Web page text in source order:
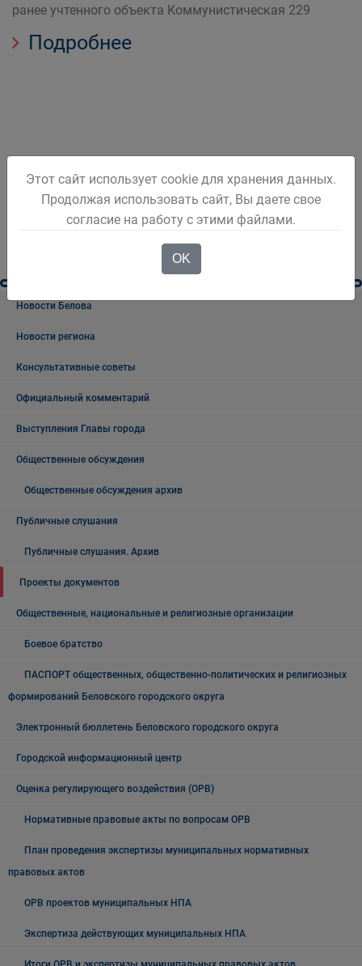
ранее учтенного объекта Коммунистическая 229
Подробнее
1 2 3 4
Новости Белова
Новости региона
Консультативные советы
Официальный комментарий
Выступления Главы города
Общественные обсуждения
Общественные обсуждения архив
Публичные слушания
Публичные слушания. Архив
Проекты документов
Общественные, национальные и религиозные организации
Боевое братство
ПАСПОРТ общественных, общественно-политических и религиозных
формирований Беловского городского округа
Электронный бюллетень Беловского городского округа
Городской информационный центр
Оценка регулирующего воздействия (ОРВ)
Нормативные правовые акты по вопросам ОРВ
План проведения экспертизы муниципальных нормативных
правовых актов
ОРВ проектов муниципальных НПА
Экспертиза действующих муниципальных НПА
Этот сайт использует cookie для хранения данных.
Продолжая использовать сайт, Вы даете свое
согласие на работу с этими файлами.
OK